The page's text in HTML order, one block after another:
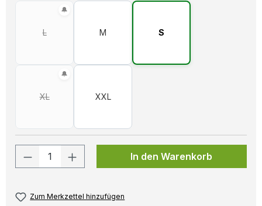
L(Diese Option ist zurzeit nicht verfügbar.)
M S
XL(Diese Option ist zurzeit nicht verfügbar.)
XXL
Produkt Anzahl: Gib den
In den Warenkorb
Zum Merkzettel hinzufügen